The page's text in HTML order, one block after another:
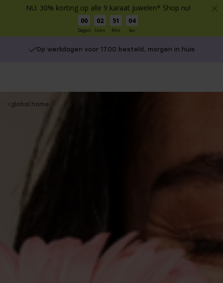
NU: 30% korting op alle 9 karaat juwelen* Shop nu!
00
Dagen
02
Uren
51
Min
02
Sec
Gratis verzending vanaf €49
You
global.home